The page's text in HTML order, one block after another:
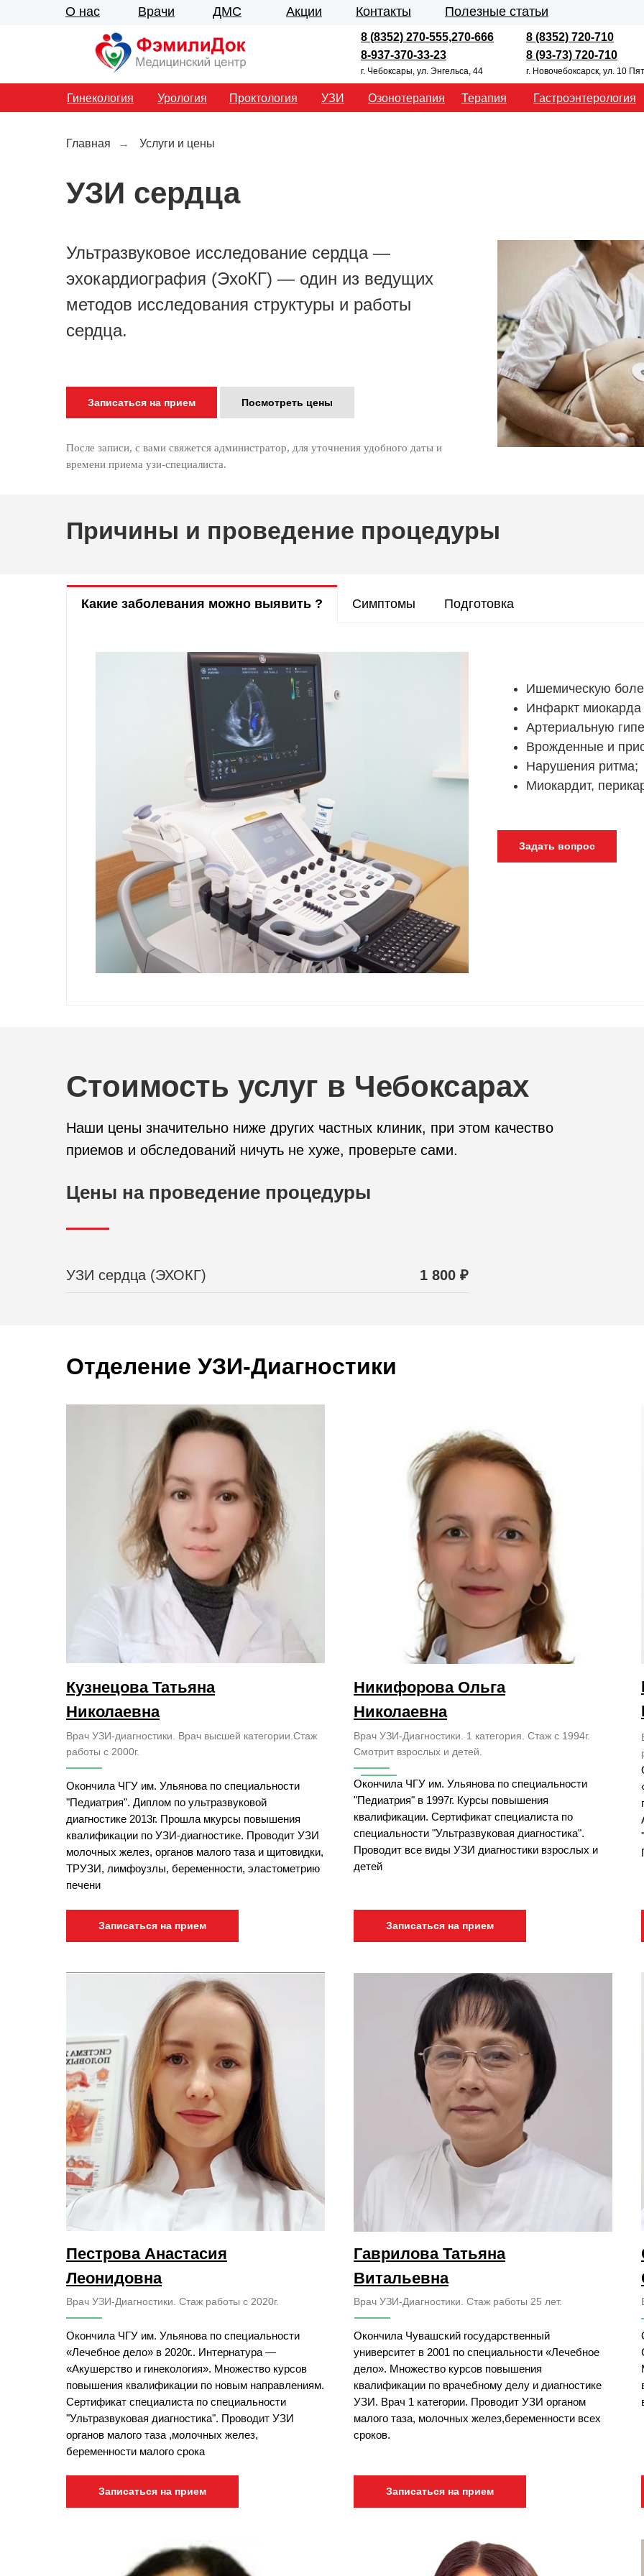
Гинекология Урология Проктология УЗИ Озонотерапия Терапия Гастроэнтерология
Врачи ДМС Полезные статьи
Контакты
Акции
О нас
8 (8352) 270-555,270-666
8 (8352) 720-710
8-937-370-33-23
г. Новочебоксарск, ул. 10
8 (93-73) 720-710
г. Чебоксары, ул. Энгельса, 44
Главная → Услуги и цены
УЗИ сердца
Ультразвуковое исследование сердца —
эхокардиография (ЭхоКГ) — один из ведущих
методов исследования структуры и работы
сердца.
Записаться на прием Посмотреть цены
После записи, с вами свяжется администратор, для уточнения удобного даты и
времени приема узи-специалиста.
Причины и проведение процедуры
Какие заболевания можно выявить ? Симптомы Подготовка
Ишемическую
Инфаркт
Артериальную
Врожденные и
Нарушения ритма;
Миокардит,
Задать вопрос
Стоимость услуг в Чебоксарах
Наши цены значительно ниже других частных клиник, при этом качество
приемов и обследований ничуть не хуже, проверьте сами.
Первичный прием врача-уролога 1 000 ₽
(Осмотр, консультация. Без стоимости анализа мазка)
Повторный прием
(Осмотр, консультация)
Цены на проведение процедуры
Онлайн-консультация врача-уролога
(Только для пациентов при повторном приеме)
900 ₽ Забор мазка для
(Без стоимости анализа)
УЗИ сердца (ЭХОКГ) 1 800 ₽
Врач УЗИ-Диагностики. 1 категория. Стаж с 1994г.
Смотрит взрослых и детей.
Никифорова Ольга
Николаевна
Отделение УЗИ-Диагностики
Окончила ЧГУ им. Ульянова по специальности
"Педиатрия" в 1997г. Курсы повышения
квалификации. Сертификат специалиста по
специальности "Ультразвуковая диагностика".
Проводит все виды УЗИ диагностики взрослых и
детей
Записаться на прием
Врач УЗИ-Диагностики. Стаж работы с 2020г.
Пестрова Анастасия
Леонидовна
Окончила Чувашский государственный
университет в 2001 по специальности «Лечебное
дело». Множество курсов повышения
квалификации по врачебному делу и диагностике
УЗИ. Врач 1 категории. Проводит УЗИ органом
малого таза, молочных желез,беременности всех
сроков.
Врач УЗИ-Диагностики. Стаж работы 25 лет.
Гаврилова Татьяна
Витальевна
Окончила ЧГУ им. Ульянова по специальности
«Лечебное дело» в 2020г.. Интернатура —
«Акушерство и гинекология». Множество курсов
повышения квалификации по новым направлениям.
Сертификат специалиста по специальности
"Ультразвуковая диагностика". Проводит УЗИ
органов малого таза ,молочных желез,
беременности малого срока
Записаться на прием
Врач УЗИ-диагностики. Врач высшей категории.Стаж
работы с 2000г.
Окончила ЧГУ им. Ульянова по специальности
"Педиатрия". Диплом по ультразвуковой
диагностике 2013г. Прошла мкурсы повышения
квалификации по УЗИ-диагностике. Проводит УЗИ
молочных желез, органов малого таза и щитовидки,
ТРУЗИ, лимфоузлы, беременности, эластометрию
печени
Записаться на прием
Кузнецова Татьяна
Николаевна
Записаться на прием